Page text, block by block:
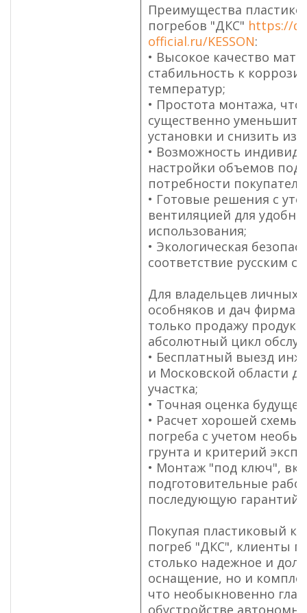
Преимущества
погребов "ДКС" https://
official.ru/KESSON:
• Высокое качество
стабильность к
температур;
• Простота монтажа,
существенно
установки и снизить
• Возможность
настройки объемов под
потребности покупателя;
• Готовые решения с
вентиляцией для
использования;
• Экологическая
соответствие русским
Для владельцев личных
особняков и дач фирма
только продажу
абсолютный цикл
• Бесплатный выезд
и Московской области
участка;
• Точная оценка
• Расчет хорошей схемы
погреба с учетом
грунта и критерий
• Монтаж "под ключ",
подготовительные
последующую
Покупая пластиковый
погреб "ДКС", клиенты
столько надежное и
оснащение, но и
что необыкновенно
обустройстве